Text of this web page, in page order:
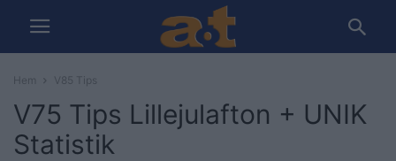
Hem V85 Tips
V75 Tips Lillejulafton + UNIK
Statistik